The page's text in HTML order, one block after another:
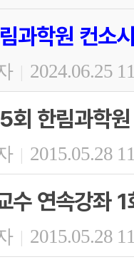
과학원 컨소
| 2024.06.25
회 한림과학
| 2015.05.28
수 연속강좌
| 2015.05.28